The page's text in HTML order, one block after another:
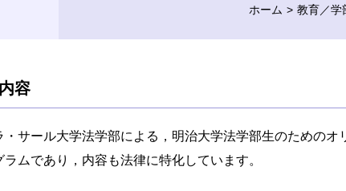
ホーム 教育／学
容
・サール大学法学部による，明治大学法学部生のためのオ
ラムであり，内容も法律に特化しています。